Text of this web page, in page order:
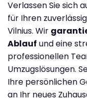
Verlassen Sie sich
für Ihren
Vilnius. Wir
Ablauf und eine
professionellen
Umzugslösungen.
Ihre persönlichen
an Ihr neues